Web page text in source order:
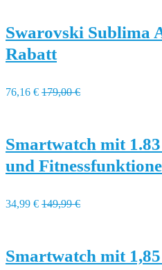
Swarovski Sublima
Rabatt
76,16 € 179,00 €
Smartwatch mit
und
34,99 € 149,99 €
Smartwatch mit